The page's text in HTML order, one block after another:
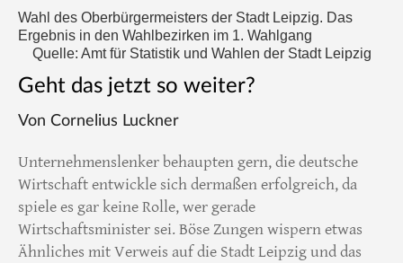
Wahl des Oberbürgermeisters der Stadt Leipzig. Das
Ergebnis in den Wahlbezirken im 1. Wahlgang
Quelle: Amt für Statistik und Wahlen der Stadt Leipzig
Geht das jetzt so weiter?
Von Cornelius Luckner
Unternehmenslenker behaupten gern, die deutsche
Wirtschaft entwickle sich dermaßen erfolgreich, da
spiele es gar keine Rolle, wer gerade
Wirtschaftsminister sei. Böse Zungen wispern etwas
Ähnliches mit Verweis auf die Stadt Leipzig und das